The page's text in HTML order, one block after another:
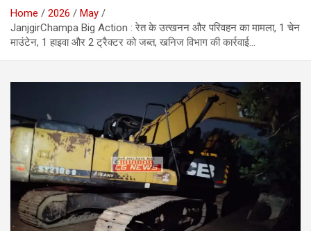
Home 2026
May
JanjgirChampa Big Action : रेत के उत्खनन और परिवहन का मामला, 1 चेन
माउंटेन, 1 हाइवा और 2 ट्रैक्टर को जब्त, खनिज विभाग की कार्रवाई…